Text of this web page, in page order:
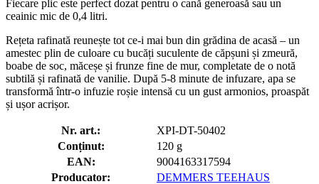
Fiecare plic este perfect dozat pentru o cană generoasă sau un
ceainic mic de 0,4 litri.
Rețeta rafinată reunește tot ce-i mai bun din grădina de acasă – un
amestec plin de culoare cu bucăți suculente de căpșuni și zmeură,
boabe de soc, măceșe și frunze fine de mur, completate de o notă
subtilă și rafinată de vanilie. După 5-8 minute de infuzare, apa se
transformă într-o infuzie roșie intensă cu un gust armonios, proaspăt
și ușor acrișor.
Nr. art.:
XPI-DT-50402
Conținut:
120 g
EAN:
9004163317594
Producator:
DEMMERS TEEHAUS